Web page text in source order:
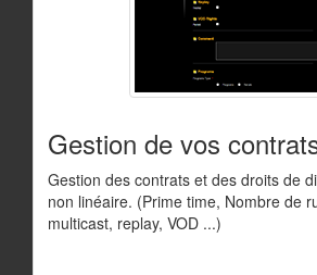
Gestion de vos
Gestion des contrats et des droits de
non linéaire. (Prime time, Nombre de
multicast, replay, VOD ...)